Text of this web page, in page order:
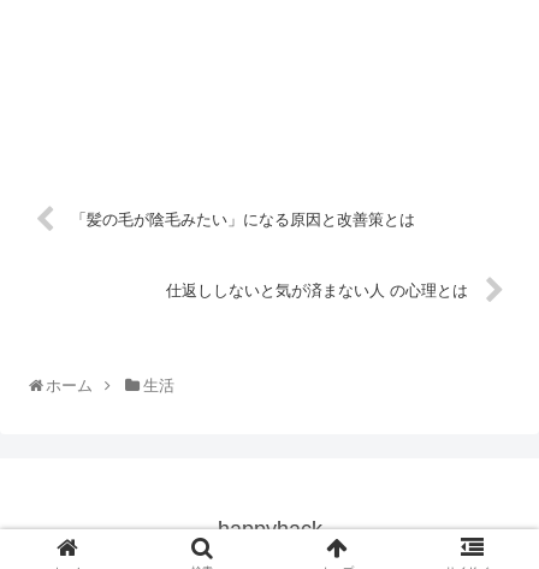
「髪の毛が陰毛みたい」になる原因と改善策とは
仕返ししないと気が済まない人 の心理とは
ホーム 生活
happyhack
© 2018 happyhack.